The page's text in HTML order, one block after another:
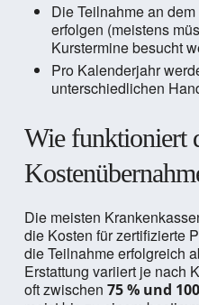
Die Teilnahme an
erfolgen (meistens
Kurstermine besucht
Pro Kalenderjahr
unterschiedlichen
Wie funktioniert
Die meisten
die Kosten für zertifizierte
die Teilnahme erfolgreich
Erstattung variiert je nach
oft zwischen 75 % und